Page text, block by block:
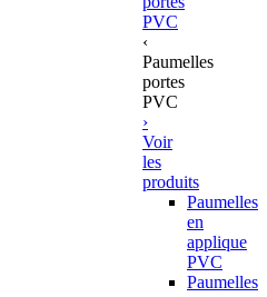
PVC
‹
Paumelles
portes
PVC
›
Voir
les
produits
Paumelles
en
applique
PVC
Paumelles